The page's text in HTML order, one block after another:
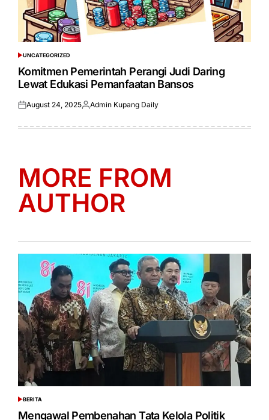
POSTED
IN
UNCATEGORIZED
Komitmen Pemerintah Perangi Judi Daring
Lewat Edukasi Pemanfaatan Bansos
Posted
August 24, 2025Posted
Admin Kupang Daily
MORE FROM
AUTHOR
POSTED
IN
BERITA
Mengawal Pembenahan Tata Kelola Politik